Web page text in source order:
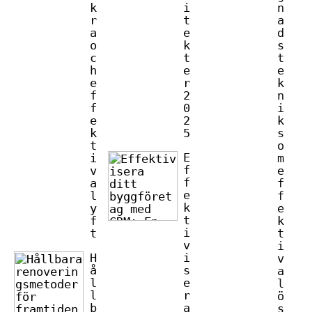
k
r
a
o
c
h
e
f
f
e
k
t
i
v
a
l
y
f
t
H
å
l
l
b
i
t
e
k
t
e
r
2
0
2
5
E
f
f
e
k
t
i
v
i
s
e
r
a
n
a
d
s
t
e
k
n
i
k
s
o
m
e
f
f
e
k
t
i
v
a
l
ö
s